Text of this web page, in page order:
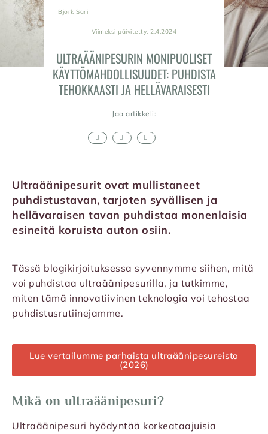
Björk Sari
Viimeksi päivitetty: 2.4.2024
ULTRAÄÄNIPESURIN MONIPUOLISET
KÄYTTÖMAHDOLLISUUDET: PUHDISTA
TEHOKKAASTI JA HELLÄVARAISESTI
Jaa artikkeli:
Ultraäänipesurit ovat mullistaneet
puhdistustavan, tarjoten syvällisen ja
hellävaraisen tavan puhdistaa monenlaisia
esineitä koruista auton osiin.
Tässä blogikirjoituksessa syvennymme siihen, mitä
voi puhdistaa ultraäänipesurilla, ja tutkimme,
miten tämä innovatiivinen teknologia voi tehostaa
puhdistusrutiinejamme.
Lue vertailumme parhaista ultraäänipesureista
(2026)
Mikä on ultraäänipesuri?
Ultraäänipesuri hyödyntää korkeataajuisia